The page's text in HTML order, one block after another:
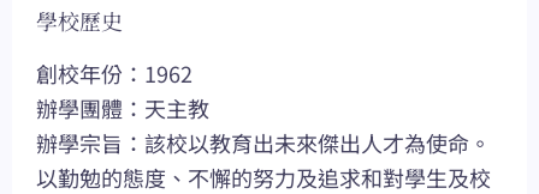
學校歷史
創校年份：1962
辦學團體：天主教
辦學宗旨：該校以教育出未來傑出人才為使命。
以勤勉的態度、不懈的努力及追求和對學生及校